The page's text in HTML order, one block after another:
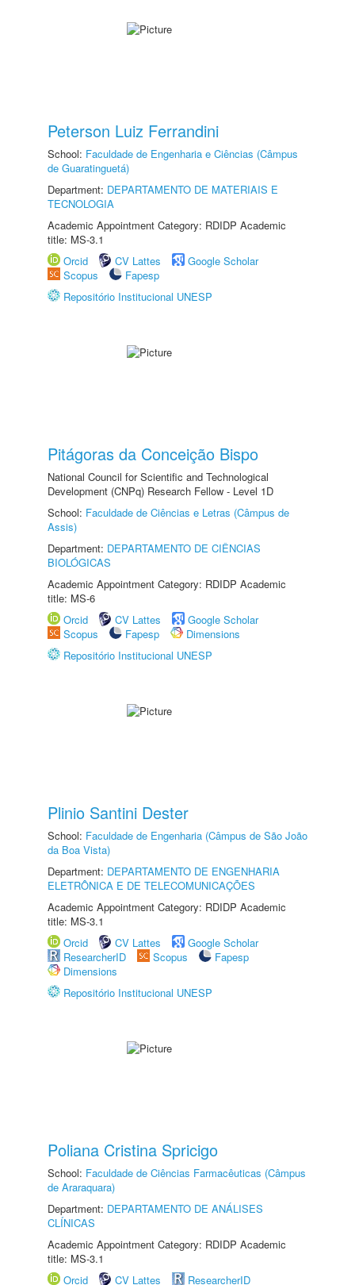
Peterson Luiz Ferrandini
School: Faculdade de Engenharia e Ciências (Câmpus
de Guaratinguetá)
Department: DEPARTAMENTO DE MATERIAIS E
TECNOLOGIA
Academic Appointment Category: RDIDP Academic
title: MS-3.1
Orcid
CV Lattes
Google Scholar
Scopus
Fapesp
Repositório Institucional UNESP
Pitágoras da Conceição Bispo
National Council for Scientific and Technological
Development (CNPq) Research Fellow - Level 1D
School: Faculdade de Ciências e Letras (Câmpus de
Assis)
Department: DEPARTAMENTO DE CIÊNCIAS
BIOLÓGICAS
Academic Appointment Category: RDIDP Academic
title: MS-6
Orcid
CV Lattes
Google Scholar
Scopus
Fapesp
Dimensions
Repositório Institucional UNESP
Plinio Santini Dester
School: Faculdade de Engenharia (Câmpus de São João
da Boa Vista)
Department: DEPARTAMENTO DE ENGENHARIA
ELETRÔNICA E DE TELECOMUNICAÇÕES
Academic Appointment Category: RDIDP Academic
title: MS-3.1
Orcid
CV Lattes
Google Scholar
ResearcherID
Scopus
Fapesp
Dimensions
Repositório Institucional UNESP
Poliana Cristina Spricigo
School: Faculdade de Ciências Farmacêuticas (Câmpus
de Araraquara)
Department: DEPARTAMENTO DE ANÁLISES
CLÍNICAS
Academic Appointment Category: RDIDP Academic
title: MS-3.1
Orcid
CV Lattes ResearcherID